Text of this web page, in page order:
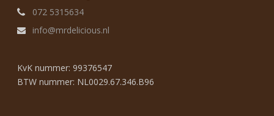
072 5315634
info@mrdelicious.nl
KvK nummer: 99376547
BTW nummer: NL0029.67.346.B96